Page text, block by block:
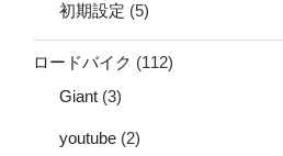
初期設定 (5)
ロードバイク (112)
Giant (3)
youtube (2)